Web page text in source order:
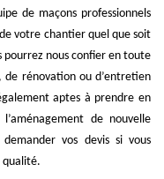
de maçons professionnels
votre chantier quel que soit
pourrez nous confier en toute
rénovation ou d’entretien
aptes à prendre en
de nouvelle
vos devis si vous
qualité.